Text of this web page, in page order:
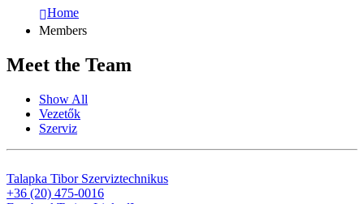
Home
Members
Meet the Team
Show All
Vezetők
Szerviz
Talapka Tibor Szerviztechnikus
+36 (20) 475-0016